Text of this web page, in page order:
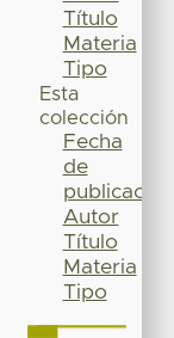
Título
Materia
Tipo
Esta
colección
Fecha
de
publicación
Autor
Título
Materia
Tipo